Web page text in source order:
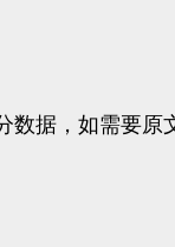
据，如需要原